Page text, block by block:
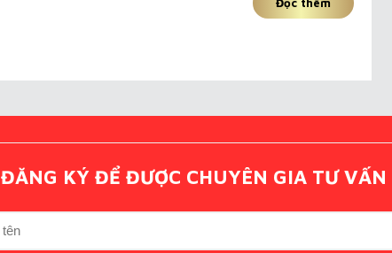
Đọc thêm
ĐĂNG KÝ ĐỂ ĐƯỢC CHUYÊN GIA TƯ VẤN